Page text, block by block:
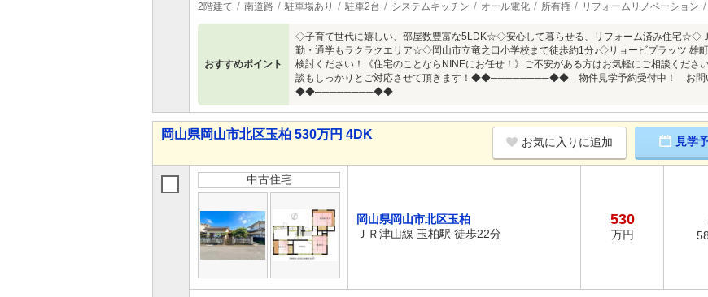
2階建て 南道路 駐車場あり 駐車2台 システムキッチン オール電化 所有権 リフォームリノベーション
おすすめポイント
◇子育て世代に嬉しい、部屋数豊富な5LDK☆◇安心して暮らせる、リフォーム済み住宅☆◇
勤・通学もラクラクエリア☆◇岡山市立竜之口小学校まで徒歩約1分♪◇リョービプラッツ 雄
検討ください！《住宅のことならNINEにお任せ！》ご不安がある方はお気軽にご相談くださ
談もしっかりとご対応させて頂きます！◆◆────────◆◆ 物件見学予約受付中！ お問
◆◆────────◆◆
岡山県岡山市北区玉柏 530万円 4DK
お気に入りに追加 見学
中古住宅
岡山県岡山市北区玉柏
ＪＲ津山線 玉柏駅 徒歩22分
530
万円